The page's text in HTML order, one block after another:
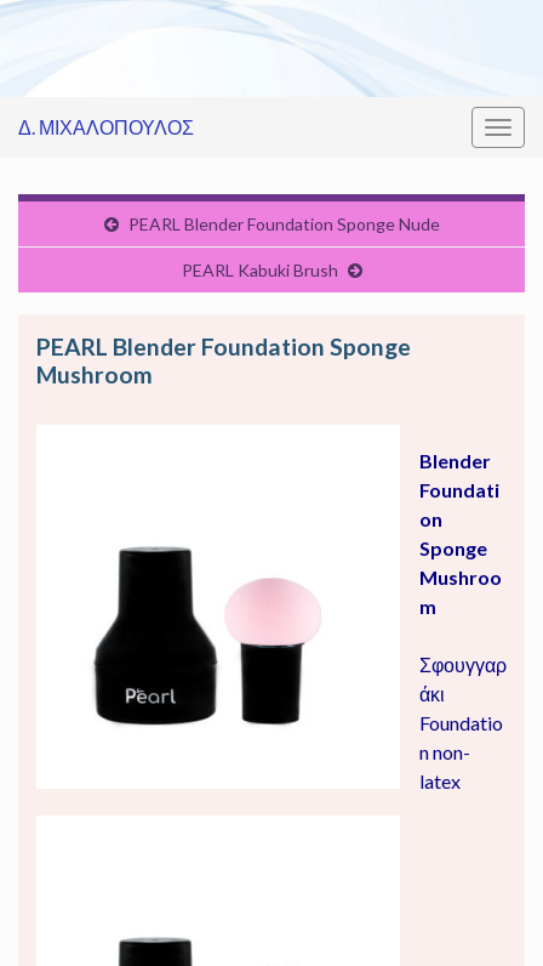
Δ. ΜΙΧΑΛΟΠΟΥΛΟΣ
PEARL Blender Foundation Sponge Nude
PEARL Kabuki Brush
PEARL Blender Foundation Sponge
Mushroom
Blender
Foundati
on
Sponge
Mushroo
m
Σφουγγαρ
άκι
Foundatio
n non-
latex